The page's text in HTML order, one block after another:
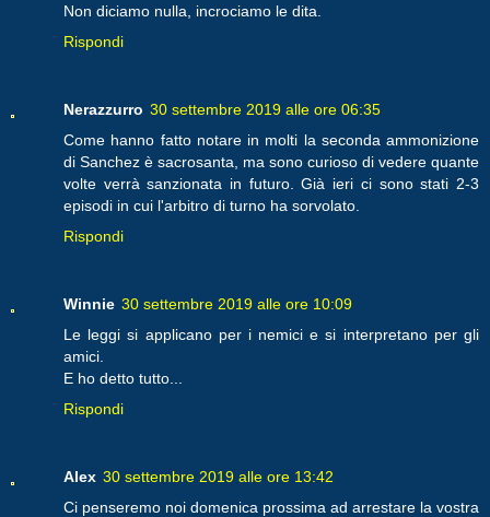
Non diciamo nulla, incrociamo le dita.
Rispondi
Nerazzurro 30 settembre 2019 alle ore 06:35
Come hanno fatto notare in molti la seconda ammonizione
di Sanchez è sacrosanta, ma sono curioso di vedere quante
volte verrà sanzionata in futuro. Già ieri ci sono stati 2-3
episodi in cui l'arbitro di turno ha sorvolato.
Rispondi
Winnie 30 settembre 2019 alle ore 10:09
Le leggi si applicano per i nemici e si interpretano per gli
amici.
E ho detto tutto...
Rispondi
Alex 30 settembre 2019 alle ore 13:42
Ci penseremo noi domenica prossima ad arrestare la vostra